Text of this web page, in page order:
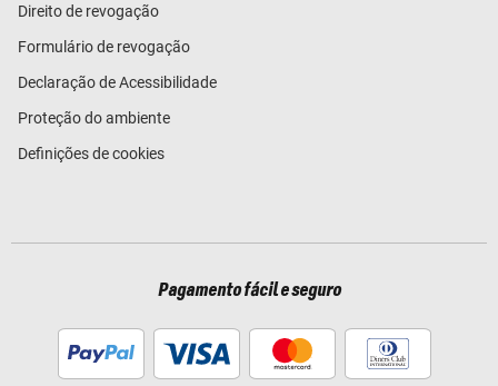
Direito de revogação
Formulário de revogação
Declaração de Acessibilidade
Proteção do ambiente
Definições de cookies
Pagamento fácil e seguro